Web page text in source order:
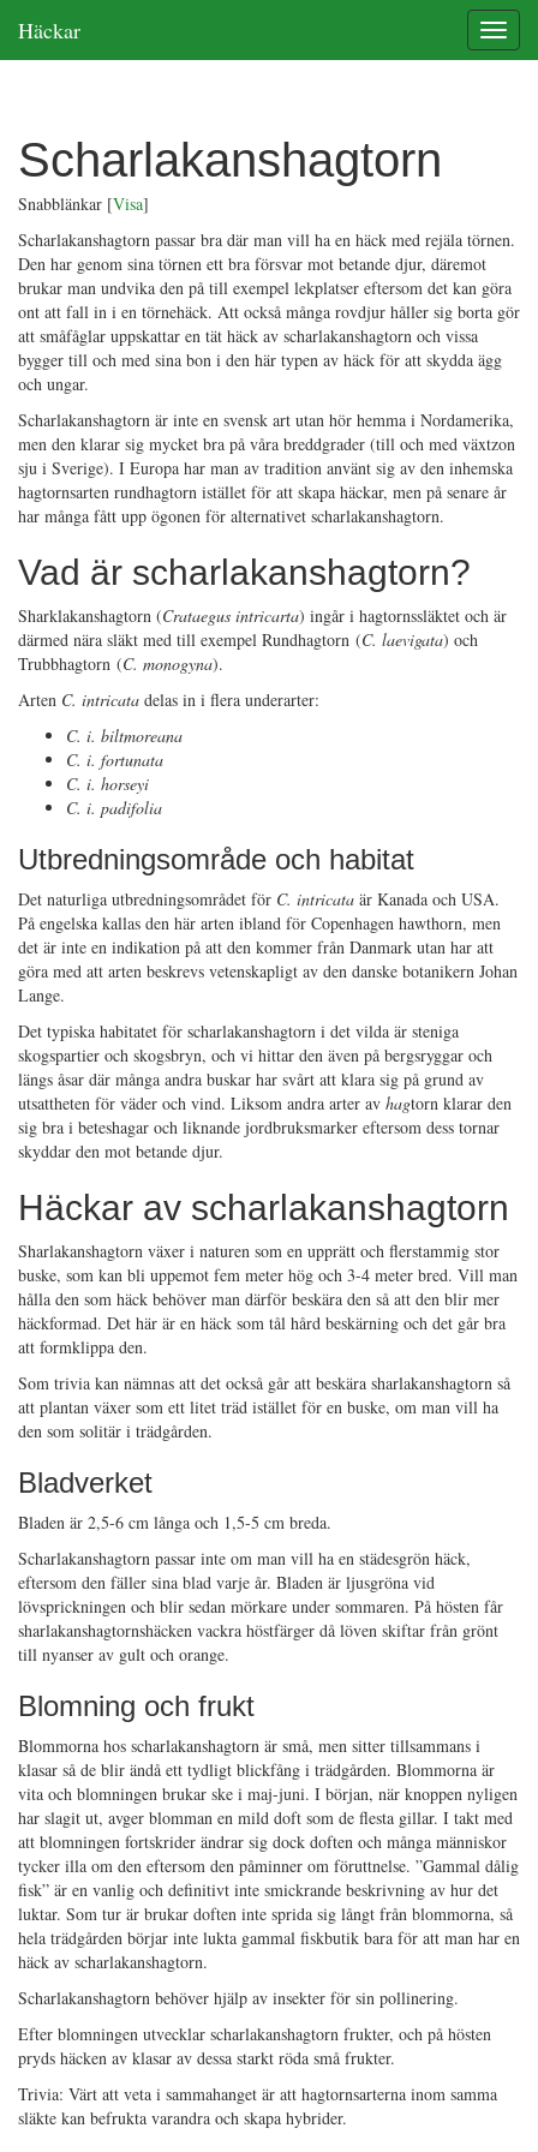
Häckar
Scharlakanshagtorn
Snabblänkar [Visa]
Scharlakanshagtorn passar bra där man vill ha en häck med rejäla törnen.
Den har genom sina törnen ett bra försvar mot betande djur, däremot
brukar man undvika den på till exempel lekplatser eftersom det kan göra
ont att fall in i en törnehäck. Att också många rovdjur håller sig borta gör
att småfåglar uppskattar en tät häck av scharlakanshagtorn och vissa
bygger till och med sina bon i den här typen av häck för att skydda ägg
och ungar.
Scharlakanshagtorn är inte en svensk art utan hör hemma i Nordamerika,
men den klarar sig mycket bra på våra breddgrader (till och med växtzon
sju i Sverige). I Europa har man av tradition använt sig av den inhemska
hagtornsarten rundhagtorn istället för att skapa häckar, men på senare år
har många fått upp ögonen för alternativet scharlakanshagtorn.
Vad är scharlakanshagtorn?
Sharklakanshagtorn (Crataegus intricarta) ingår i hagtornssläktet och är
därmed nära släkt med till exempel Rundhagtorn (C. laevigata) och
Trubbhagtorn (C. monogyna).
Arten C. intricata delas in i flera underarter:
C. i. biltmoreana
C. i. fortunata
C. i. horseyi
C. i. padifolia
Utbredningsområde och habitat
Det naturliga utbredningsområdet för C. intricata är Kanada och USA.
På engelska kallas den här arten ibland för Copenhagen hawthorn, men
det är inte en indikation på att den kommer från Danmark utan har att
göra med att arten beskrevs vetenskapligt av den danske botanikern Johan
Lange.
Det typiska habitatet för scharlakanshagtorn i det vilda är steniga
skogspartier och skogsbryn, och vi hittar den även på bergsryggar och
längs åsar där många andra buskar har svårt att klara sig på grund av
utsattheten för väder och vind. Liksom andra arter av hagtorn klarar den
sig bra i beteshagar och liknande jordbruksmarker eftersom dess tornar
skyddar den mot betande djur.
Häckar av scharlakanshagtorn
Sharlakanshagtorn växer i naturen som en upprätt och flerstammig stor
buske, som kan bli uppemot fem meter hög och 3-4 meter bred. Vill man
hålla den som häck behöver man därför beskära den så att den blir mer
häckformad. Det här är en häck som tål hård beskärning och det går bra
att formklippa den.
Som trivia kan nämnas att det också går att beskära sharlakanshagtorn så
att plantan växer som ett litet träd istället för en buske, om man vill ha
den som solitär i trädgården.
Bladverket
Bladen är 2,5-6 cm långa och 1,5-5 cm breda.
Scharlakanshagtorn passar inte om man vill ha en städesgrön häck,
eftersom den fäller sina blad varje år. Bladen är ljusgröna vid
lövsprickningen och blir sedan mörkare under sommaren. På hösten får
sharlakanshagtornshäcken vackra höstfärger då löven skiftar från grönt
till nyanser av gult och orange.
Blomning och frukt
Blommorna hos scharlakanshagtorn är små, men sitter tillsammans i
klasar så de blir ändå ett tydligt blickfång i trädgården. Blommorna är
vita och blomningen brukar ske i maj-juni. I början, när knoppen nyligen
har slagit ut, avger blomman en mild doft som de flesta gillar. I takt med
att blomningen fortskrider ändrar sig dock doften och många människor
tycker illa om den eftersom den påminner om föruttnelse. ”Gammal dålig
fisk” är en vanlig och definitivt inte smickrande beskrivning av hur det
luktar. Som tur är brukar doften inte sprida sig långt från blommorna, så
hela trädgården börjar inte lukta gammal fiskbutik bara för att man har en
häck av scharlakanshagtorn.
Scharlakanshagtorn behöver hjälp av insekter för sin pollinering.
Efter blomningen utvecklar scharlakanshagtorn frukter, och på hösten
pryds häcken av klasar av dessa starkt röda små frukter.
Trivia: Värt att veta i sammahanget är att hagtornsarterna inom samma
släkte kan befrukta varandra och skapa hybrider.